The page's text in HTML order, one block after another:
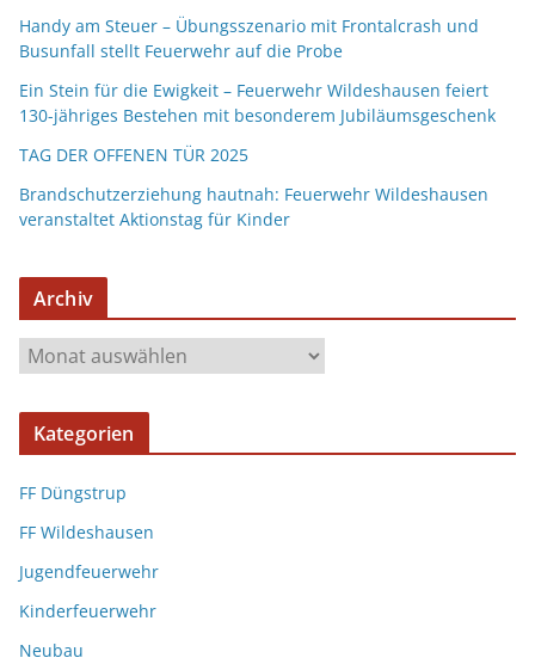
Handy am Steuer – Übungsszenario mit Frontalcrash und
Busunfall stellt Feuerwehr auf die Probe
Ein Stein für die Ewigkeit – Feuerwehr Wildeshausen feiert
130-jähriges Bestehen mit besonderem Jubiläumsgeschenk
TAG DER OFFENEN TÜR 2025
Brandschutzerziehung hautnah: Feuerwehr Wildeshausen
veranstaltet Aktionstag für Kinder
Archiv
Kategorien
FF Düngstrup
FF Wildeshausen
Jugendfeuerwehr
Kinderfeuerwehr
Neubau